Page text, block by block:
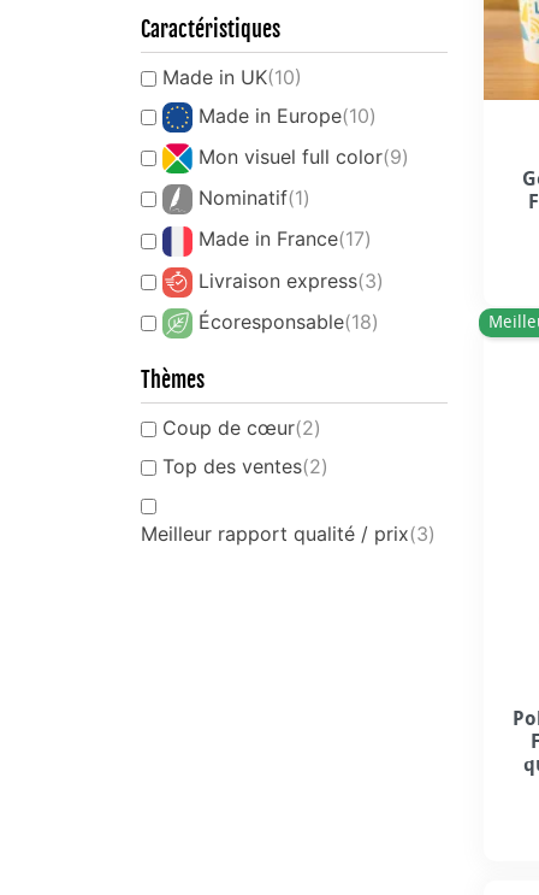
Caractéristiques
Made in UK(10)
Made in Europe(10)
Mon visuel full color(9)
Nominatif(1)
Made in France(17)
Livraison express(3)
Écoresponsable(18)
Thèmes
Coup de cœur(2)
Top des ventes(2)
Meilleur rapport qualité / prix(3)